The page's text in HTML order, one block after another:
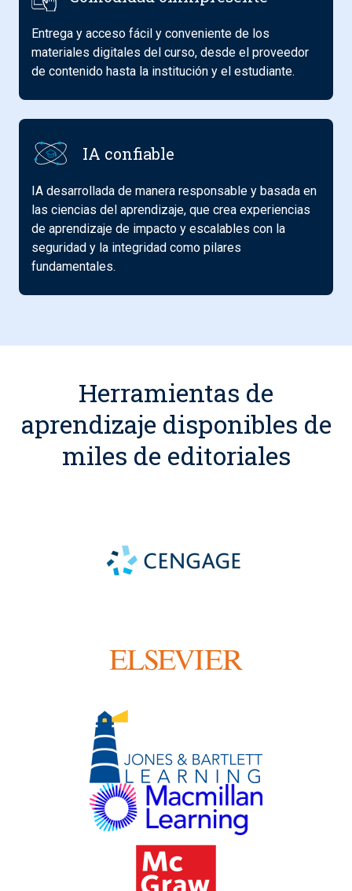
Entrega y acceso fácil y conveniente de los
materiales digitales del curso, desde el proveedor
de contenido hasta la institución y el estudiante.
IA confiable
IA desarrollada de manera responsable y basada en
las ciencias del aprendizaje, que crea experiencias
de aprendizaje de impacto y escalables con la
seguridad y la integridad como pilares
fundamentales.
Herramientas de
aprendizaje disponibles de
miles de editoriales